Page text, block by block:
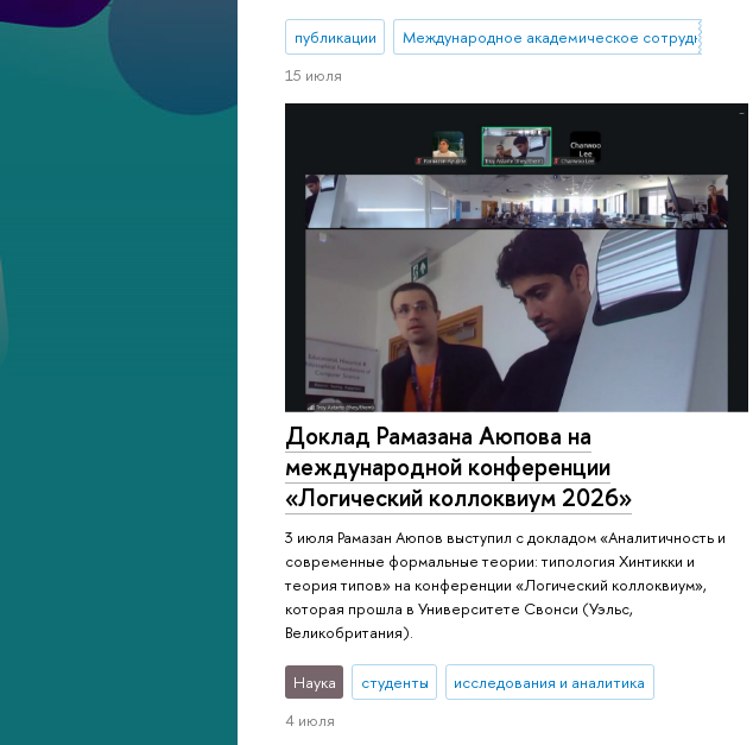
публикации
Международное академическое сотрудничество
15 июля
Доклад Рамазана Аюпова на
международной конференции
«Логический коллоквиум 2026»
3 июля Рамазан Аюпов выступил с докладом «Аналитичность и
современные формальные теории: типология Хинтикки и
теория типов» на конференции «Логический коллоквиум»,
которая прошла в Университете Свонси (Уэльс,
Великобритания).
Наука студенты
исследования и аналитика
4 июля